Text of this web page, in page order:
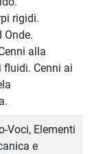
rigidi.
Onde.
alla
fluidi. Cenni ai
Voci, Elementi
e